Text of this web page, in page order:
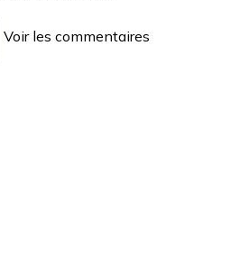
Email
Voir les commentaires